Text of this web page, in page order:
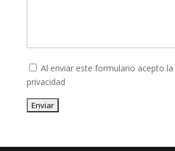
Al enviar este formulario acepto la
privacidad
Enviar